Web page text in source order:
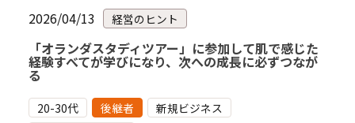
2026/04/13 経営のヒント
「オランダスタディツアー」に参加して肌で感じた
経験すべてが学びになり、次への成長に必ずつなが
る
20-30代 後継者
新規ビジネス